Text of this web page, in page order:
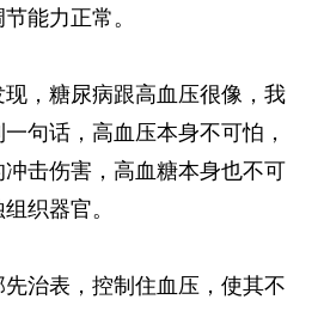
能力正常。
，糖尿病跟高血压很像，我
句话，高血压本身不可怕，
击伤害，高血糖本身也不可
织器官。
治表，控制住血压，使其不